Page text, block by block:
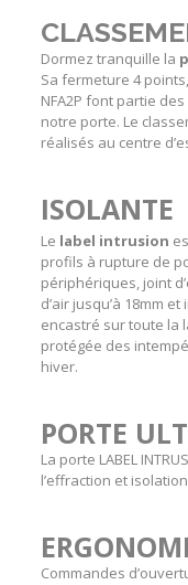
Dormez tranquille la
Sa fermeture 4
NFA2P font partie
notre porte. Le
réalisés au centre
ISOLANTE
Le label intrusion
profils à rupture de
périphériques, joint
d’air jusqu’à 18mm
encastré sur toute la
protégée des
hiver.
PORTE
La porte LABEL
l’effraction et
Commandes